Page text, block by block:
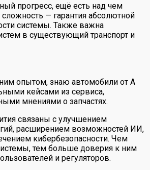
прогресс, ещё есть над чем
сложность — гарантия абсолютной
системы. Также важна
в существующий транспорт и
опытом, знаю автомобили от А
кейсами из сервиса,
мнениями о запчастях.
связаны с улучшением
расширением возможностей ИИ,
кибербезопасности. Чем
тем больше доверия к ним
и регуляторов.